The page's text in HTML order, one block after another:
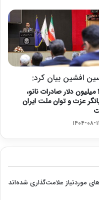
افشین بیان کرد:
۱۸۳ میلیون دلار صادرات نانو،
عزت و توان ملت ایران
۰۸-۱۲
موردنیاز علامت‌گذاری شده‌اند